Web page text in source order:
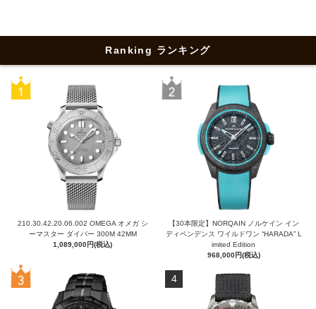
Ranking ランキング
210.30.42.20.06.002 OMEGA オメガ シ
ーマスター ダイバー 300M 42MM
1,089,000円(税込)
【30本限定】NORQAIN ノルケイン イン
ディペンデンス ワイルドワン “HARADA” L
imited Edition
968,000円(税込)
4